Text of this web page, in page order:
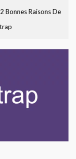
Bonnes Raisons De